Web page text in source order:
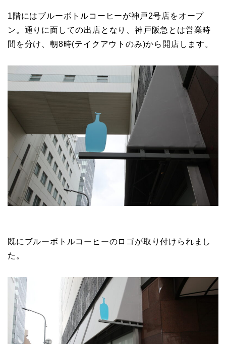
1階にはブルーボトルコーヒーが神戸2号店をオープ
ン。通りに面しての出店となり、神戸阪急とは営業時
間を分け、朝8時(テイクアウトのみ)から開店します。
既にブルーボトルコーヒーのロゴが取り付けられまし
た。